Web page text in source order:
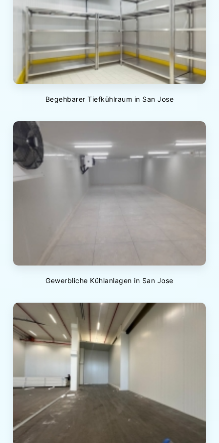
Begehbarer Tiefkühlraum in San Jose
Gewerbliche Kühlanlagen in San Jose